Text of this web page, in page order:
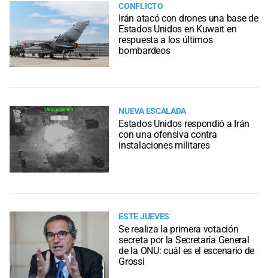
CONFLICTO
Irán atacó con drones una base de
Estados Unidos en Kuwait en
respuesta a los últimos
bombardeos
NUEVA ESCALADA
Estados Unidos respondió a Irán
con una ofensiva contra
instalaciones militares
ESTE JUEVES
Se realiza la primera votación
secreta por la Secretaría General
de la ONU: cuál es el escenario de
Grossi